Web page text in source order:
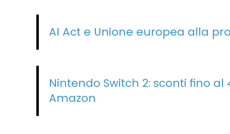
AI Act e Unione europea alla
Nintendo Switch 2: sconti fino
Amazon